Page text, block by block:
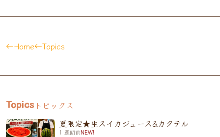
Home Topics
Topics トピックス
夏限定★生スイカジュース&カクテル
1 週間前NEW!